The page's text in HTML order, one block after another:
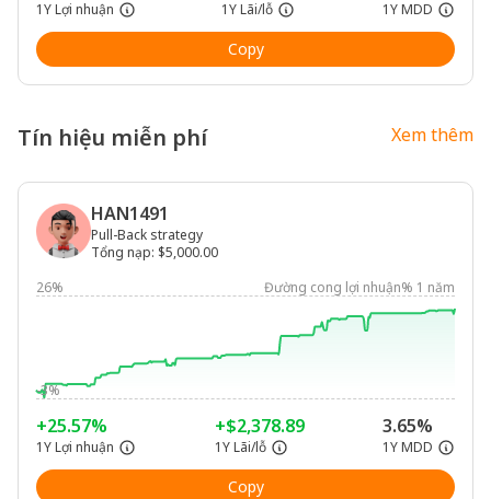
1Y Lợi nhuận 1Y Lãi/lỗ 1Y MDD
Copy
Tín hiệu miễn phí Xem thêm
HAN1491
Pull-Back strategy
Tổng nạp: $5,000.00
26%
Đường cong lợi nhuận% 1 năm
-3%
+25.57%
1Y Lợi nhuận
+$2,378.89
1Y Lãi/lỗ
3.65%
1Y MDD
Copy